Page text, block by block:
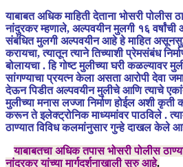
याबाबत अधिक माहिती देताना भोसरी पोलीस
नांदुरकर म्हणाले, अल्पवयीन मुलगी १६ वर्षांची
संबंधित मुलगी अल्पवयीन आहे हे माहित
करायचा, त्यातून त्याने तिच्याशी प्रेमसंबंध
बोलायचा . हि गोष्ट मुलीच्या घरी कळल्यावर
सांगण्याचा प्रयत्न केला असता आरोपी देवा
देऊन पिडीत अल्पवयीन मुलीचे आणि त्याचे
मुलीच्या मनास लज्जा निर्माण होईल अशी
करून ते इलेक्ट्रोनिक माध्यमांवर पाठविले .
ठाण्यात विविध कलमांनुसार गुन्हे दाखल केले
याबाबतचा अधिक तपास भोसरी पोलीस
नांदुरकर यांच्या मार्गदर्शनाखाली सुरु आहे.